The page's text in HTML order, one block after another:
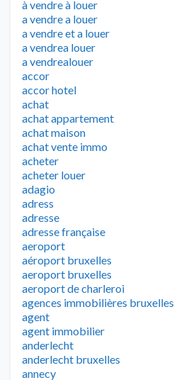
à vendre à louer
a vendre a louer
a vendre et a louer
a vendrea louer
a vendrealouer
accor
accor hotel
achat
achat appartement
achat maison
achat vente immo
acheter
acheter louer
adagio
adress
adresse
adresse française
aeroport
aéroport bruxelles
aeroport bruxelles
aeroport de charleroi
agences immobilières bruxelles
agent
agent immobilier
anderlecht
anderlecht bruxelles
annecy